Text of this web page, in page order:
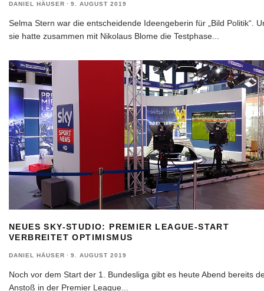
DANIEL HÄUSER · 9. AUGUST 2019
Selma Stern war die entscheidende Ideengeberin für „Bild Politik“.
sie hatte zusammen mit Nikolaus Blome die Testphase...
NEUES SKY-STUDIO: PREMIER LEAGUE-START
VERBREITET OPTIMISMUS
DANIEL HÄUSER · 9. AUGUST 2019
Noch vor dem Start der 1. Bundesliga gibt es heute Abend bereits
Anstoß in der Premier League